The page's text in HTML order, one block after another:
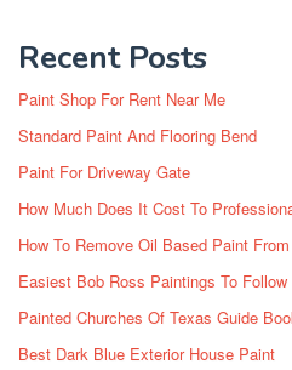
Recent Posts
Paint Shop For Rent Near Me
Standard Paint And Flooring Bend
Paint For Driveway Gate
How Much Does It Cost To
How To Remove Oil Based Paint
Easiest Bob Ross Paintings To Follow
Painted Churches Of Texas Guide
Best Dark Blue Exterior House Paint